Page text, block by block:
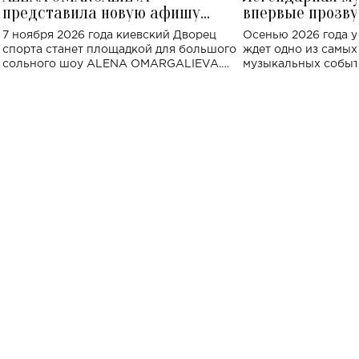
представила новую афишу
большого концерта во Дворце
спорта
7 ноября 2026 года киевский Дворец
спорта станет площадкой для большого
сольного шоу ALENA OMARGALIEVA.
впервые
Украине: где
Осенью 2026 года
ждет одно из
музыкальных